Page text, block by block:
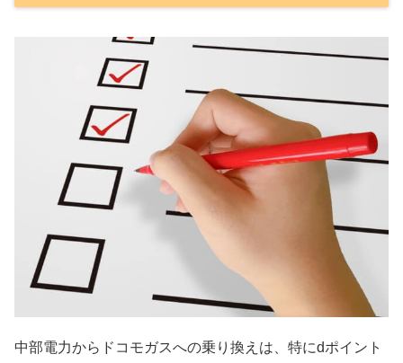
中部電力からドコモガスへの乗り換えは、特にdポイント